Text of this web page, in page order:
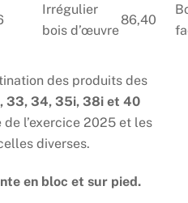
Irrégulier
bois d’œuvre
86,40
des produits des
33, 34, 35i, 38i et 40
de l’exercice 2025 et les
diverses.
en bloc et sur pied.